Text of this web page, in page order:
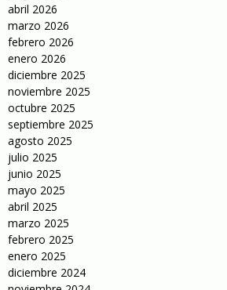
abril 2026
marzo 2026
febrero 2026
enero 2026
diciembre 2025
noviembre 2025
octubre 2025
septiembre 2025
agosto 2025
julio 2025
junio 2025
mayo 2025
abril 2025
marzo 2025
febrero 2025
enero 2025
diciembre 2024